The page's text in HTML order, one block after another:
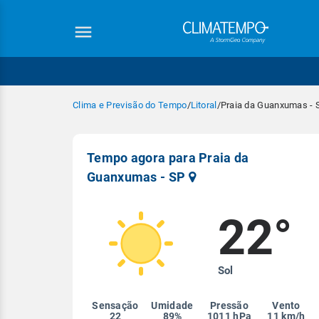
Clima e Previsão do Tempo/Litoral /Praia da Guanxumas -
Tempo agora para Praia da
Guanxumas - SP
22°
Sol
Sensação
22
Umidade
89%
Pressão
1011 hPa
Vento
11 km/h
Equipe